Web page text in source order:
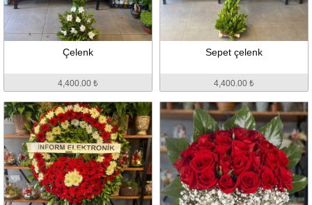
Çelenk
4,400.00 ₺
Sepet çelenk
4,400.00 ₺